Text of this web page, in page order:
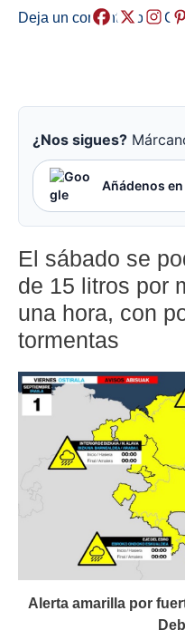
Deja un comentario /
¿Nos sigues?
Añádenos
El sábado se
de 15 litros por
una hora, con
tormentas
Alerta amarilla por